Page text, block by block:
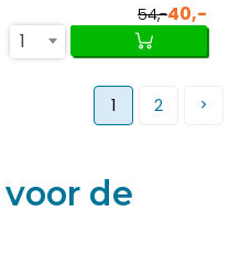
54,-40,-
1
1 2
de